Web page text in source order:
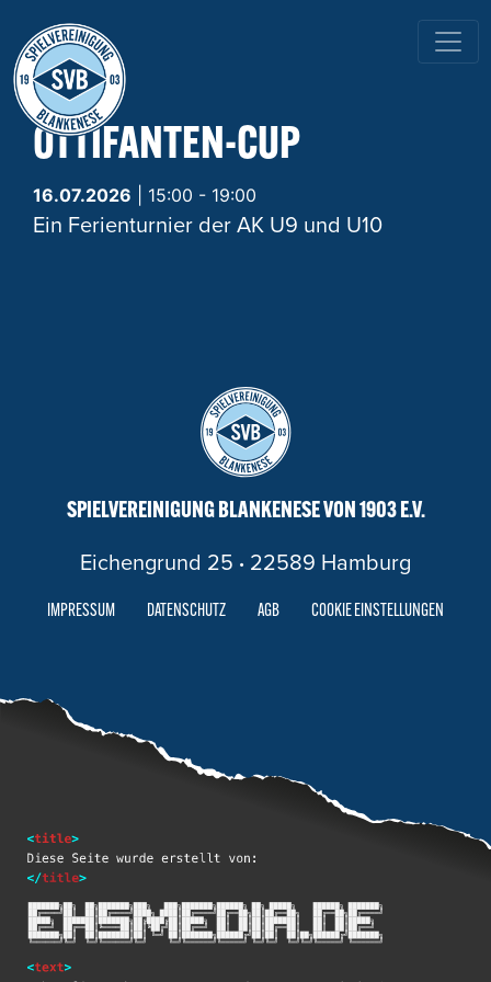
HAUPTNAVIGATION
OTTIFANTEN-CUP
16.07.2026 | 15:00 - 19:00
Ein Ferienturnier der AK U9 und U10
SPIELVEREINIGUNG BLANKENESE VON 1903 E.V.
Eichengrund 25 · 22589 Hamburg
IMPRESSUM DATENSCHUTZ AGB COOKIE EINSTELLUNGEN